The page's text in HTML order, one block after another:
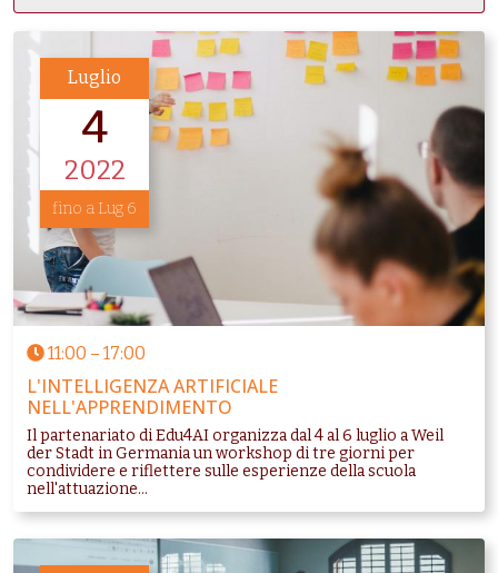
Luglio
4
2022
fino a Lug 6
11:00 – 17:00
L'INTELLIGENZA ARTIFICIALE
NELL'APPRENDIMENTO
Il partenariato di Edu4AI organizza dal 4 al 6 luglio a Weil
der Stadt in Germania un workshop di tre giorni per
condividere e riflettere sulle esperienze della scuola
nell'attuazione...